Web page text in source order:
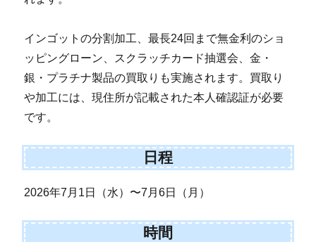
インゴットの分割加工、最長24回まで無金利のショ
ッピングローン、スクラッチカード抽選会、金・
銀・プラチナ製品の買取りも実施されます。買取り
や加工には、現住所が記載された本人確認証が必要
です。
日程
2026年7月1日（水）〜7月6日（月）
時間